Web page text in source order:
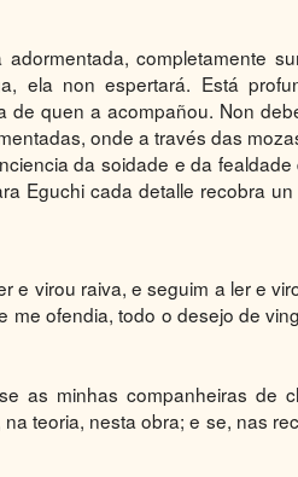
completamente
ela non espertará. Está
quen a acompañou. Non
onde a través das
da soidade e da fealdade
Eguchi cada detalle recobra
e virou raiva, e seguim a ler e
me ofendia, todo o desejo de
as minhas companheiras de
teoria, nesta obra; e se, nas